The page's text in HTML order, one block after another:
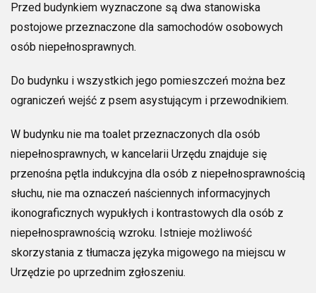
Przed budynkiem wyznaczone są dwa stanowiska
postojowe przeznaczone dla samochodów osobowych
osób niepełnosprawnych.
Do budynku i wszystkich jego pomieszczeń można bez
ograniczeń wejść z psem asystującym i przewodnikiem.
W budynku nie ma toalet przeznaczonych dla osób
niepełnosprawnych, w kancelarii Urzędu znajduje się
przenośna pętla indukcyjna dla osób z niepełnosprawnością
słuchu, nie ma oznaczeń naściennych informacyjnych
ikonograficznych wypukłych i kontrastowych dla osób z
niepełnosprawnością wzroku. Istnieje możliwość
skorzystania z tłumacza języka migowego na miejscu w
Urzędzie po uprzednim zgłoszeniu.